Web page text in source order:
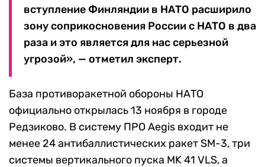
вступление Финляндии в НАТО расширило
зону соприкосновения России с НАТО в два
раза и это является для нас серьезной
угрозой», — отметил эксперт.
База противоракетной обороны НАТО
официально открылась 13 ноября в городе
Редзиково. В систему ПРО Aegis входит не
менее 24 антибаллистических ракет SM-3, три
системы вертикального пуска MK 41 VLS, а